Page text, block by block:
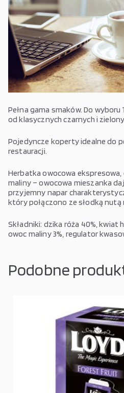
Pełna gama smaków. Do
od klasycznych czarnych i
Pojedyncze koperty idealne do
restauracji.
Herbatka owocowa ekspresowa,
maliny – owocowa mieszanka
przyjemny napar
który połączono ze słodką nutą
Składniki: dzika róża 40%, kwiat
owoc maliny 3%, regulator
Podobne